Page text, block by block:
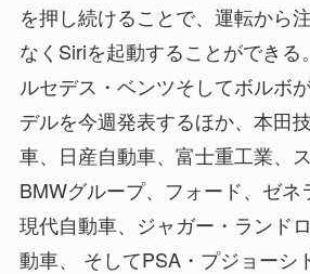
を押し続けることで、運転から
なくSiriを起動することができる
ルセデス・ベンツそしてボルボ
デルを今週発表するほか、本田
車、日産自動車、富士重工業、
BMWグループ、フォード、ゼネ
現代自動車、ジャガー・ランド
動車、 そしてPSA・プジョーシ